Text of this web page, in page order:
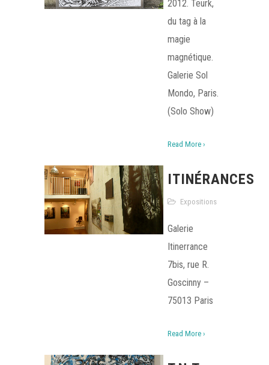
2012. Teurk,
du tag à la
magie
magnétique.
Galerie Sol
Mondo, Paris.
(Solo Show)
Read More ›
ITINÉRANCES
Expositions
Galerie
Itinerrance
7bis, rue R.
Goscinny –
75013 Paris
Read More ›